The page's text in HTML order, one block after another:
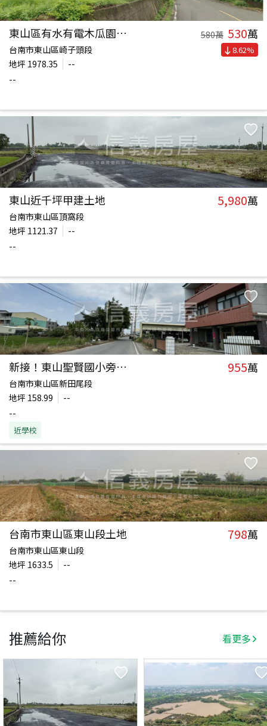
東山區有水有電木瓜園農地 580萬 530萬
台南市東山區崎子頭段
地坪 1978.35
--
--
8.62%
東山近千坪甲建土地 5,980萬
台南市東山區頂窩段
地坪 1121.37
--
--
新接！東山聖賢國小旁土地 955萬
台南市東山區新田尾段
地坪 158.99
--
--
近學校
台南市東山區東山段土地 798萬
台南市東山區東山段
地坪 1633.5
--
--
推薦給你 看更多